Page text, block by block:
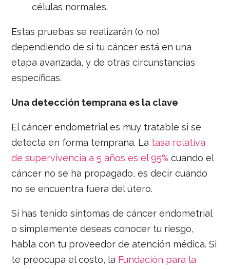
células normales.
Estas pruebas se realizarán (o no)
dependiendo de si tu cáncer está en una
etapa avanzada, y de otras circunstancias
específicas.
Una detección temprana es la clave
El cáncer endometrial es muy tratable si se
detecta en forma temprana. La tasa relativa
de supervivencia a 5 años es el 95% cuando el
cáncer no se ha propagado, es decir cuando
no se encuentra fuera del útero.
Si has tenido síntomas de cáncer endometrial
o simplemente deseas conocer tu riesgo,
habla con tu proveedor de atención médica. Si
te preocupa el costo, la Fundación para la